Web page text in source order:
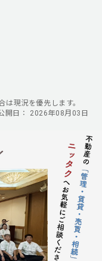
現況を優先します。
開日： 2026年08月03日